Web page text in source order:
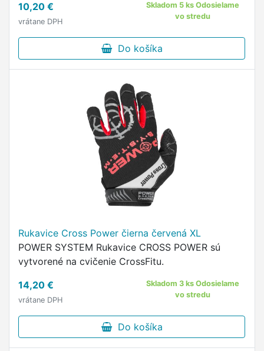
10,20 €
vrátane DPH
Skladom 5 ks Odosielame
vo stredu
Do košíka
Rukavice Cross Power čierna červená XL
POWER SYSTEM Rukavice CROSS POWER sú
vytvorené na cvičenie CrossFitu.
14,20 €
vrátane DPH
Skladom 3 ks Odosielame
vo stredu
Do košíka